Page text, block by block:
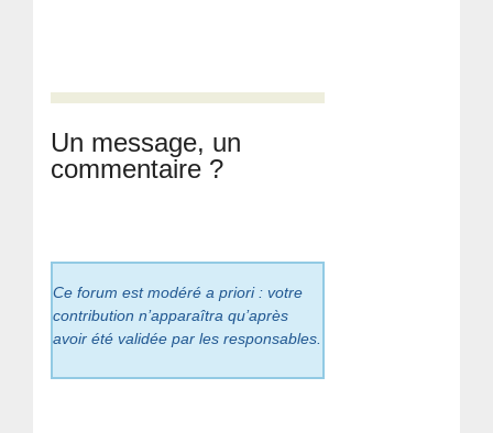
Un message, un
commentaire ?
Ce forum est modéré a priori : votre
contribution n’apparaîtra qu’après
avoir été validée par les responsables.